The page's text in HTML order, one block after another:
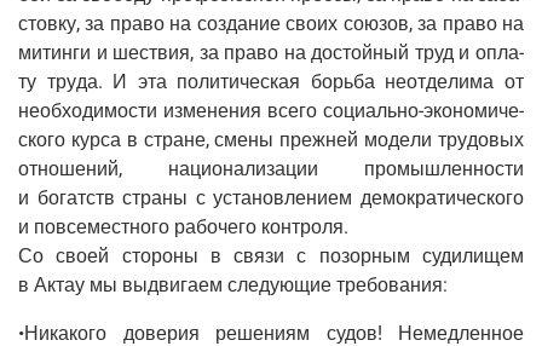
стов­ку, за пра­во на созда­ние сво­их сою­зов, за пра­во на
митин­ги и шествия, за пра­во на достой­ный труд и опла­
ту тру­да. И эта поли­ти­че­ская борь­ба неот­де­ли­ма от
необ­хо­ди­мо­сти изме­не­ния все­го соци­аль­но-эко­но­ми­че­
ско­го кур­са в стране, сме­ны преж­ней моде­ли тру­до­вых
отно­ше­ний, наци­о­на­ли­за­ции про­мыш­лен­но­сти
и богатств стра­ны с уста­нов­ле­ни­ем демо­кра­ти­че­ско­го
и повсе­мест­но­го рабо­че­го кон­тро­ля.
Со сво­ей сто­ро­ны в свя­зи с позор­ным суди­ли­щем
в Актау мы выдви­га­ем сле­ду­ю­щие требования:
•Ника­ко­го дове­рия реше­ни­ям судов! Немед­лен­ное